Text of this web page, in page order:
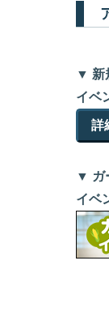
▼ 新
イベ
詳
▼ ガ
イベ